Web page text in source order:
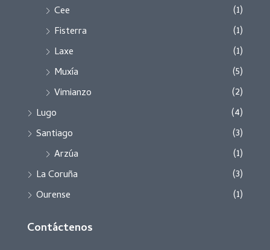
Cee
(1)
Fisterra
(1)
Laxe
(1)
Muxía
(5)
Vimianzo
(2)
Lugo
(4)
Santiago
(3)
Arzúa
(1)
La Coruña
(3)
Ourense
(1)
Contáctenos